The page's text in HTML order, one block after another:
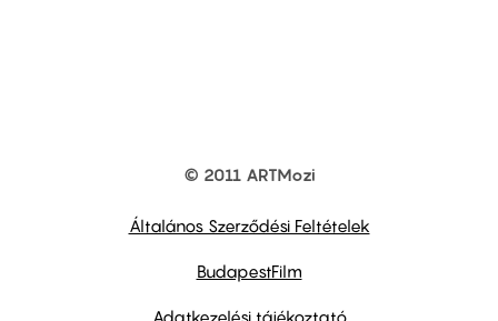
© 2011 ARTMozi
Általános Szerződési Feltételek
BudapestFilm
Adatkezelési tájékoztató